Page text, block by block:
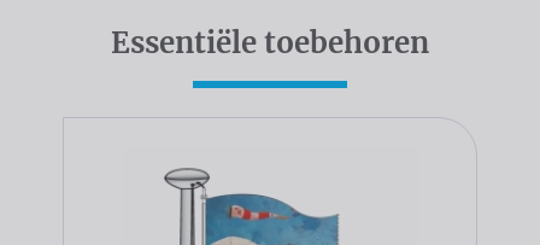
Essentiële toebehoren